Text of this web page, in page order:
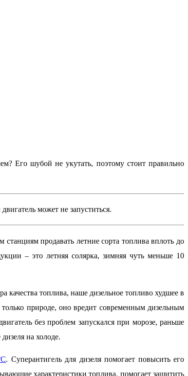
Его шубой не укутать, поэтому стоит правильно
может не запуститься.
продавать летние сорта топлива вплоть до
– это летняя солярка, зимняя чуть меньше 10
качества топлива, наше дизельное топливо худшее в
природе, оно вредит современным дизельным
без проблем запускался при морозе, раньше
на холоде.
. Суперантигель для дизеля помогает повысить его
характеристики топлива, помогает защитить